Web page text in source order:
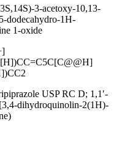
3-acetoxy-10,13-
dodecahydro-1H-
1-oxide
USP RC D; 1,1′-
dihydroquinolin-2(1H)-